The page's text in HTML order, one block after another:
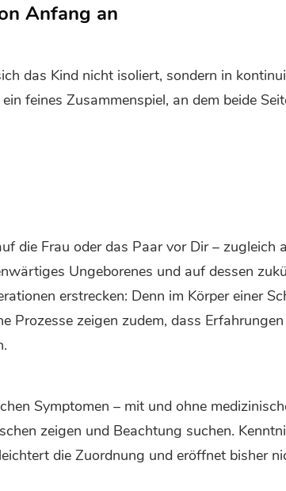
Anfang an
das Kind nicht isoliert, sondern in
feines Zusammenspiel, an dem beide
die Frau oder das Paar vor Dir – zugleich
Ungeborenes und auf dessen
erstrecken: Denn im Körper einer
Prozesse zeigen zudem, dass
Symptomen – mit und ohne
zeigen und Beachtung suchen.
die Zuordnung und eröffnet bisher